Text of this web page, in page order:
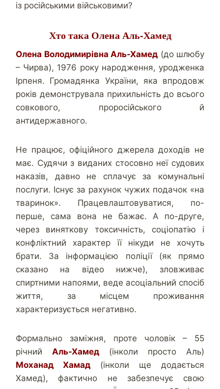
із російськими військовими?
Хто така Олена Аль-Хамед
Олена Володимирівна Аль-Хамед (до шлюбу
– Чирва), 1976 року народження, уродженка
Ірпеня. Громадянка України, яка впродовж
років демонструвала прихильність до всього
совкового, проросійського й
антидержавного.
Не працює, офіційного джерела доходів не
має. Судячи з виданих стосовно неї судових
наказів, давно не сплачує за комунальні
послуги. Існує за рахунок чужих подачок «на
тваринок». Працевлаштовуватися, по-
перше, сама вона не бажає. А по-друге,
через виняткову токсичність, соціопатію і
конфліктний характер її нікуди не хочуть
брати. За інформацією поліції (як прямо
сказано на відео нижче), зловживає
спиртними напоями, веде асоціальний спосіб
життя, за місцем проживання
характеризується негативно.
Формально заміжня, проте чоловік – 55
річний Аль-Хамед
(інколи просто Аль)
Моханад Хамад (інколи ще додається
Хамед), фактично не забезпечує свою